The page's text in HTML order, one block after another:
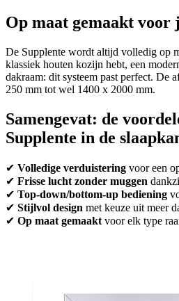
Op maat gemaakt voor
De Supplente wordt altijd volledig op
klassiek houten kozijn hebt, een
dakraam: dit systeem past perfect. De
250 mm tot wel 1400 x 2000 mm.
Samengevat: de
Supplente in de
✔ Volledige verduistering voor een
✔ Frisse lucht zonder muggen
✔ Top-down/bottom-up bediening
✔ Stijlvol design met keuze uit meer
✔ Op maat gemaakt voor elk type